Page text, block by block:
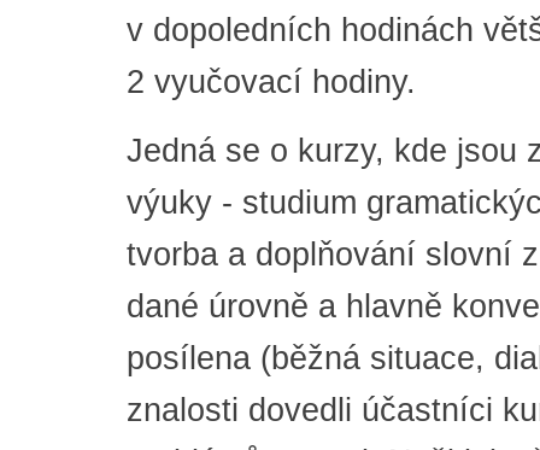
v dopoledních hodinách
2 vyučovací hodiny.
Jedná se o kurzy, kde jsou
výuky - studium
tvorba a doplňování slovní
dané úrovně a hlavně
posílena (běžná situace,
znalosti dovedli účastníci